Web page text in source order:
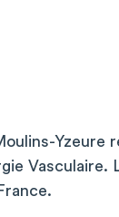
Yzeure